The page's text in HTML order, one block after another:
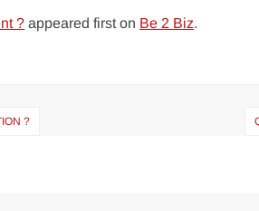
? appeared first on Be 2 Biz.
?